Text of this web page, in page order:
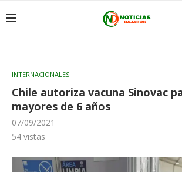
INTERNACIONALES
Chile autoriza vacuna Sinovac
mayores de 6 años
07/09/2021
54 vistas